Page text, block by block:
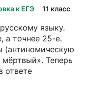
к ЕГЭ 11 класс
языку.
а точнее 25-е.
(антиномическую
Теперь
ответе